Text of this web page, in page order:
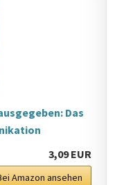
Das
3,09 EUR
Amazon ansehen